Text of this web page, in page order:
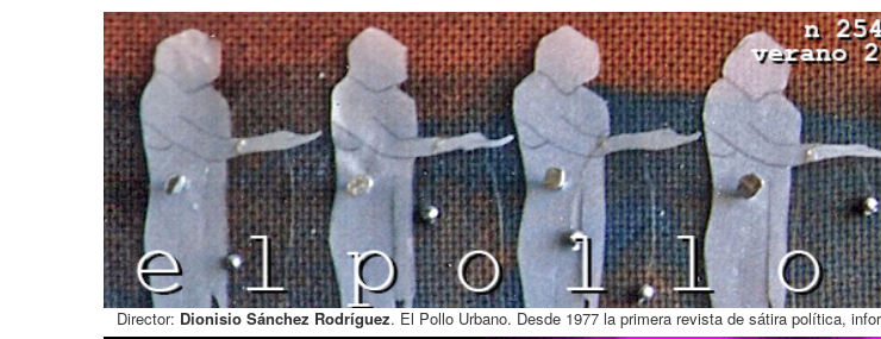
Director: Dionisio Sánchez Rodríguez. El Pollo Urbano. Desde 1977 la primera revista de sátira política,